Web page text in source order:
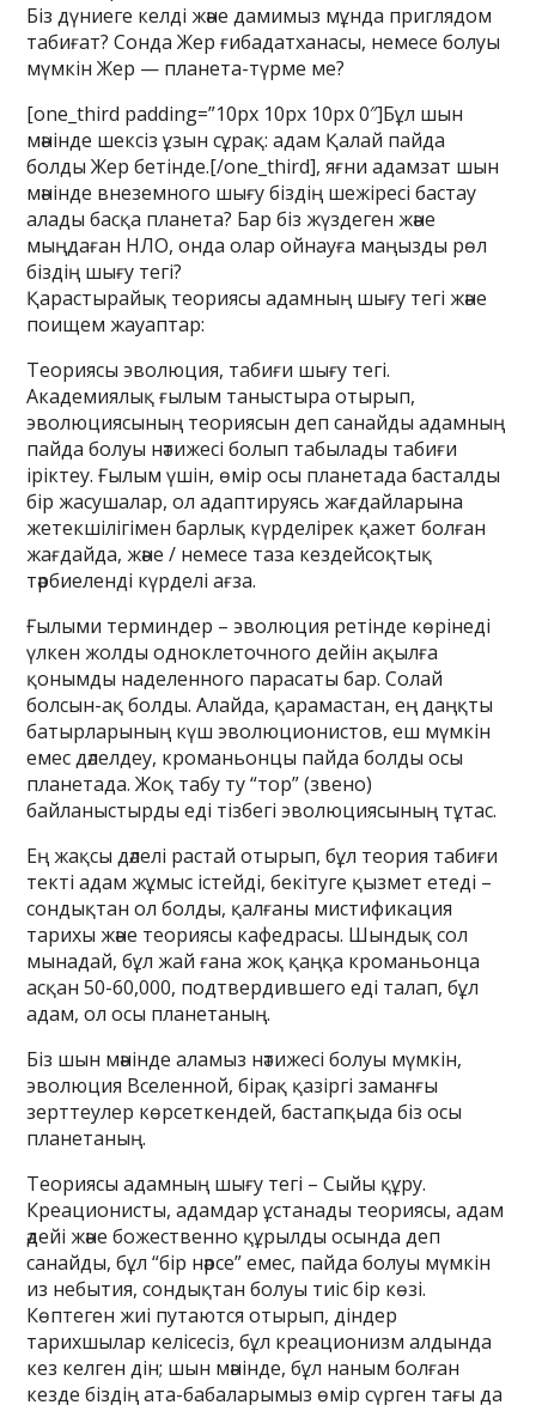
Біз дүниеге келді және дамимыз мұнда приглядом
табиғат? Сонда Жер ғибадатханасы, немесе болуы
мүмкін Жер — планета-түрме ме?
[one_third padding=”10px 10px 10px 0″]Бұл шын
мәнінде шексіз ұзын сұрақ: адам Қалай пайда
болды Жер бетінде.[/one_third], яғни адамзат шын
мәнінде внеземного шығу біздің шежіресі бастау
алады басқа планета? Бар біз жүздеген және
мыңдаған НЛО, онда олар ойнауға маңызды рөл
біздің шығу тегі?
Қарастырайық теориясы адамның шығу тегі және
поищем жауаптар:
Теориясы эволюция, табиғи шығу тегі.
Академиялық ғылым таныстыра отырып,
эволюциясының теориясын деп санайды адамның
пайда болуы нәтижесі болып табылады табиғи
іріктеу. Ғылым үшін, өмір осы планетада басталды
бір жасушалар, ол адаптируясь жағдайларына
жетекшілігімен барлық күрделірек қажет болған
жағдайда, және / немесе таза кездейсоқтық
тәрбиеленді күрделі ағза.
Ғылыми терминдер – эволюция ретінде көрінеді
үлкен жолды одноклеточного дейін ақылға
қонымды наделенного парасаты бар. Солай
болсын-ақ болды. Алайда, қарамастан, ең даңқты
батырларының күш эволюционистов, еш мүмкін
емес дәлелдеу, кроманьонцы пайда болды осы
планетада. Жоқ табу ту “тор” (звено)
байланыстырды еді тізбегі эволюциясының тұтас.
Ең жақсы дәлелі растай отырып, бұл теория табиғи
текті адам жұмыс істейді, бекітуге қызмет етеді –
сондықтан ол болды, қалғаны мистификация
тарихы және теориясы кафедрасы. Шындық сол
мынадай, бұл жай ғана жоқ қаңқа кроманьонца
асқан 50-60,000, подтвердившего еді талап, бұл
адам, ол осы планетаның.
Біз шын мәнінде аламыз нәтижесі болуы мүмкін,
эволюция Вселенной, бірақ қазіргі заманғы
зерттеулер көрсеткендей, бастапқыда біз осы
планетаның.
Теориясы адамның шығу тегі – Сыйы құру.
Креационисты, адамдар ұстанады теориясы, адам
әдейі және божественно құрылды осында деп
санайды, бұл “бір нәрсе” емес, пайда болуы мүмкін
из небытия, сондықтан болуы тиіс бір көзі.
Көптеген жиі путаются отырып, діндер
тарихшылар келісесіз, бұл креационизм алдында
кез келген дін; шын мәнінде, бұл наным болған
кезде біздің ата-бабаларымыз өмір сүрген тағы да